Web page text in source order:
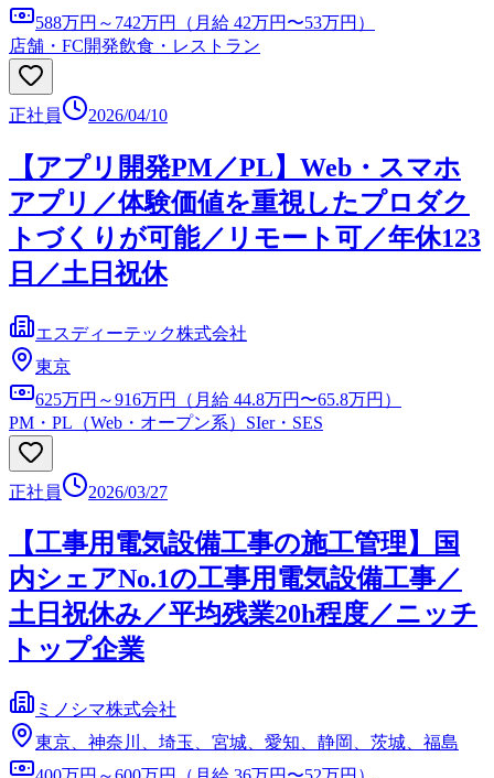
588万円～742万円（月給 42万円〜53万円）
店舗・FC開発飲食・レストラン
正社員 2026/04/10
【アプリ開発PM／PL】Web・スマホ
アプリ／体験価値を重視したプロダク
トづくりが可能／リモート可／年休123
日／土日祝休
エスディーテック株式会社
東京
625万円～916万円（月給 44.8万円〜65.8万円）
PM・PL（Web・オープン系） SIer・SES
正社員 2026/03/27
【工事用電気設備工事の施工管理】国
内シェアNo.1の工事用電気設備工事／
土日祝休み／平均残業20h程度／ニッチ
トップ企業
ミノシマ株式会社
東京、神奈川、埼玉、宮城、愛知、静岡、茨城、福島